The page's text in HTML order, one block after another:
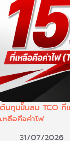
ต้นทุนปั๊มลม TCO ที่
เหลือคือค่าไฟ
31/07/2026